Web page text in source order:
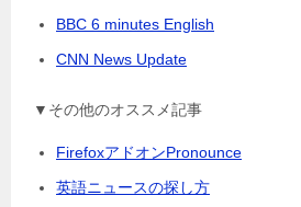
BBC 6 minutes English
CNN News Update
▼その他のオススメ記事
FirefoxアドオンPronounce
英語ニュースの探し方